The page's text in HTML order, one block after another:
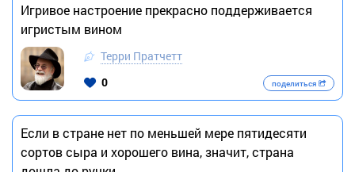
Игривое настроение прекрасно поддерживается
игристым вином
Терри Пратчетт
0
поделиться
Если в стране нет по меньшей мере пятидесяти
сортов сыра и хорошего вина, значит, страна